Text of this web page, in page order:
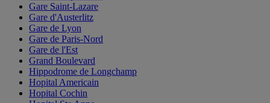
Gare Saint-Lazare
Gare d'Austerlitz
Gare de Lyon
Gare de Paris-Nord
Gare de l'Est
Grand Boulevard
Hippodrome de Longchamp
Hopital Americain
Hopital Cochin